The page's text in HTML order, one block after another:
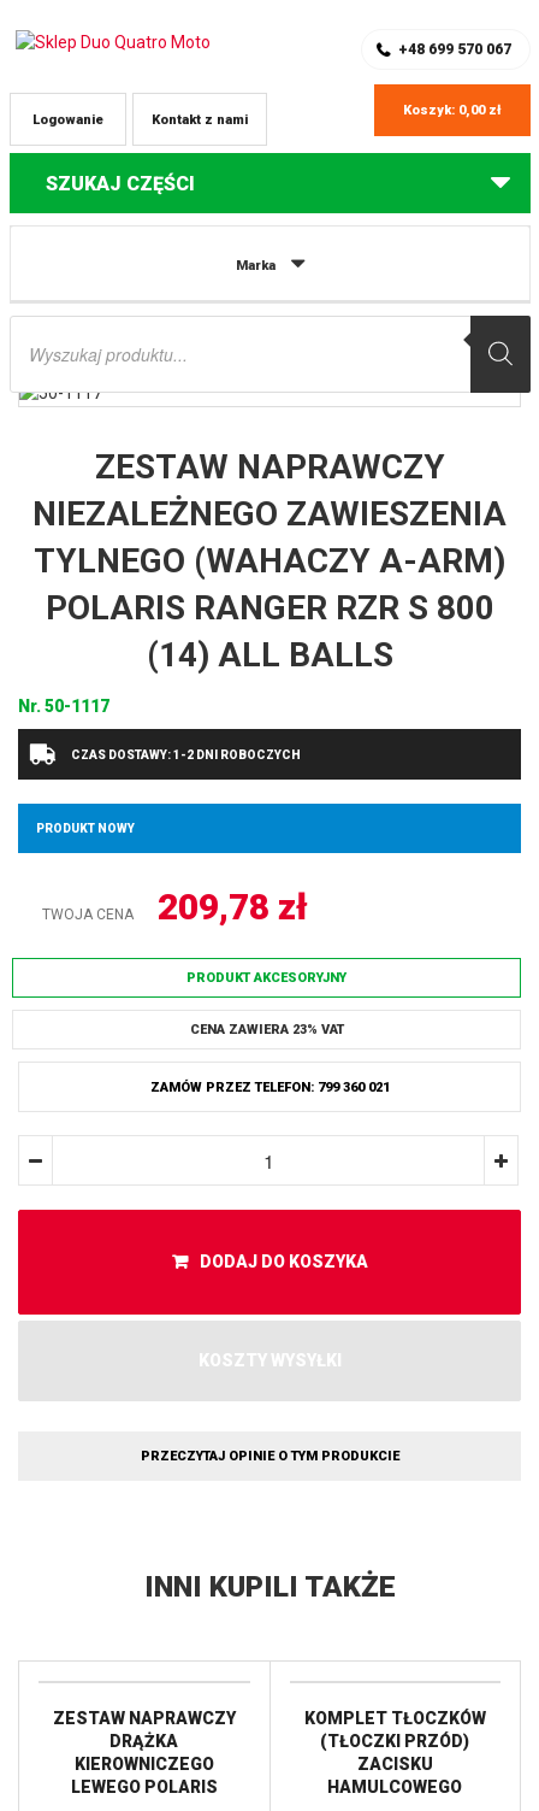
+48 699 570 067
Kontakt z nami
Logowanie
Koszyk: 0,00 zł
SZUKAJ CZĘŚCI
Marka
Wyszukiwarka
Części do quadów Polaris
RZR S 800 (14) ALL BALLS
ZESTAW NAPRAWCZY
NIEZALEŻNEGO ZAWIESZENIA
TYLNEGO (WAHACZY A-ARM)
POLARIS RANGER RZR S 800
(14) ALL BALLS
Nr.50-1117
CZAS DOSTAWY: 1-2 DNI ROBOCZYCH
PRODUKT NOWY
TWOJA CENA 209,78 zł
PRODUKT AKCESORYJNY
CENA ZAWIERA 23% VAT
ZAMÓW PRZEZ TELEFON: 799 360 021
DODAJ DO KOSZYKA
KOSZTY WYSYŁKI
PRZECZYTAJ OPINIE O TYM PRODUKCIE
INNI KUPILI TAKŻE
ZESTAW NAPRAWCZY
DRĄŻKA
KIEROWNICZEGO
LEWEGO POLARIS
KOMPLET TŁOCZKÓW
(TŁOCZKI PRZÓD)
ZACISKU
HAMULCOWEGO